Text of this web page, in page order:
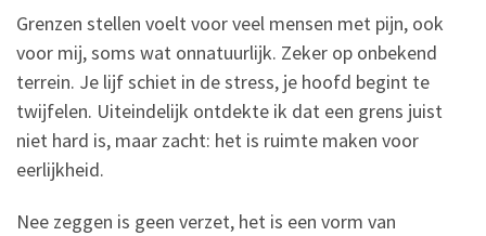
Grenzen stellen voelt voor veel mensen met pijn, ook
voor mij, soms wat onnatuurlijk. Zeker op onbekend
terrein. Je lijf schiet in de stress, je hoofd begint te
twijfelen. Uiteindelijk ontdekte ik dat een grens juist
niet hard is, maar zacht: het is ruimte maken voor
eerlijkheid.
Nee zeggen is geen verzet, het is een vorm van